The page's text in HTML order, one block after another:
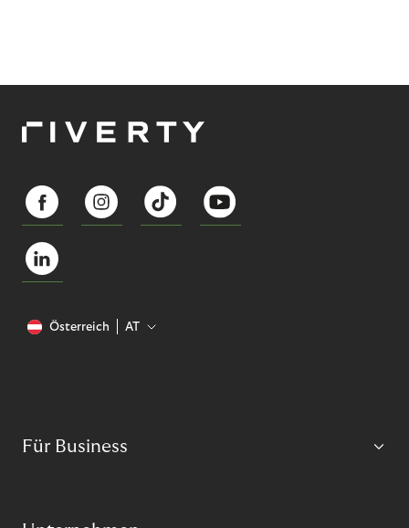
Österreich AT
Für Business